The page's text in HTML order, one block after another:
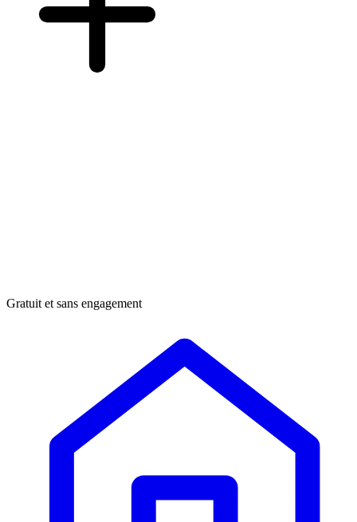
Gratuit et sans engagement